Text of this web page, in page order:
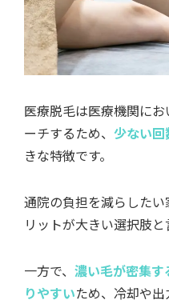
医療脱毛は医療機関に
ーチするため、 少ない
きな特徴です。
通院の負担を減らした
リットが大きい選択肢と
一方で、 濃い毛が密集
りやすいため、冷却や